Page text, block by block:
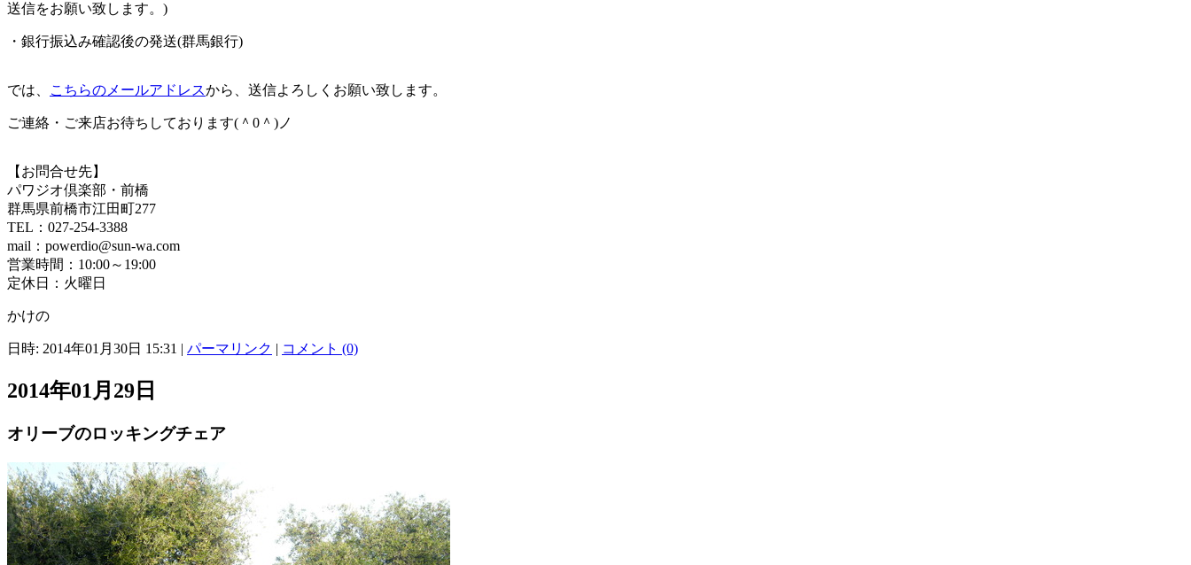
送信をお願い致します。)
・銀行振込み確認後の発送(群馬銀行)
では、 こちらのメールアドレスから、送信よろしくお願い致します。
ご連絡・ご来店お待ちしております(＾0＾)ノ
【お問合せ先】
パワジオ倶楽部・前橋
群馬県前橋市江田町277
TEL：027-254-3388
mail：powerdio@sun-wa.com
営業時間：10:00～19:00
定休日：火曜日
かけの
日時: 2014年01月30日 15:31 | パーマリンク | コメント (0)
2014年01月29日
オリーブのロッキングチェア